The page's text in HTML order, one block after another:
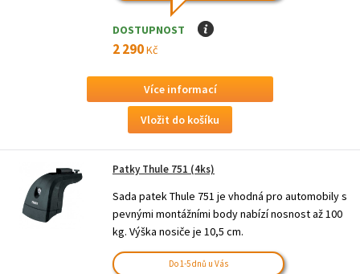
DOSTUPNOST I
2 290Kč
Více informací
Patky Thule 751 (4ks)
Sada patek Thule 751 je vhodná pro automobily s
pevnými montážními body nabízí nosnost až 100
kg. Výška nosiče je 10,5 cm.
Do 1-5 dnů u Vás